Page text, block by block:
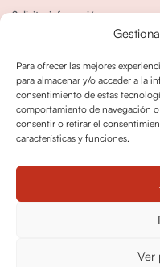
Para ofrecer las mejores
para almacenar y/o acceder a la
consentimiento de estas
comportamiento de navegación
consentir o retirar el
características y funciones.
Ver
Solicitar información
Política de cookies
Política dedevoluciones y